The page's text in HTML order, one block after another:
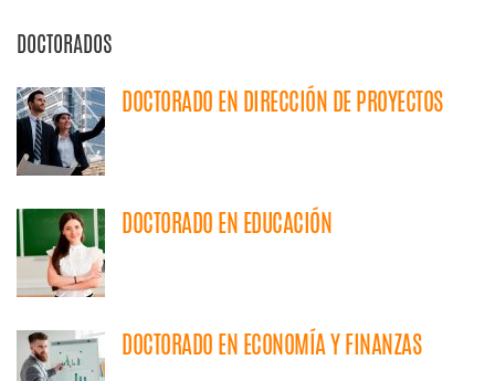
DOCTORADOS
DOCTORADO EN DIRECCIÓN DE PROYECTOS
DOCTORADO EN EDUCACIÓN
DOCTORADO EN ECONOMÍA Y FINANZAS